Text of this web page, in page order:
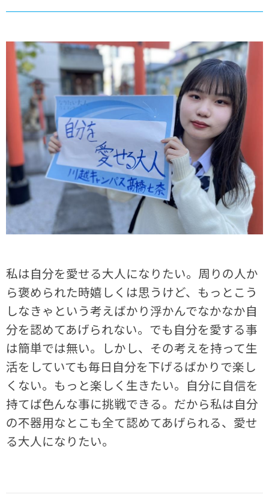
私は自分を愛せる大人になりたい。周りの人か
ら褒められた時嬉しくは思うけど、もっとこう
しなきゃという考えばかり浮かんでなかなか自
分を認めてあげられない。でも自分を愛する事
は簡単では無い。しかし、その考えを持って生
活をしていても毎日自分を下げるばかりで楽し
くない。もっと楽しく生きたい。自分に自信を
持てば色んな事に挑戦できる。だから私は自分
の不器用なとこも全て認めてあげられる、愛せ
る大人になりたい。